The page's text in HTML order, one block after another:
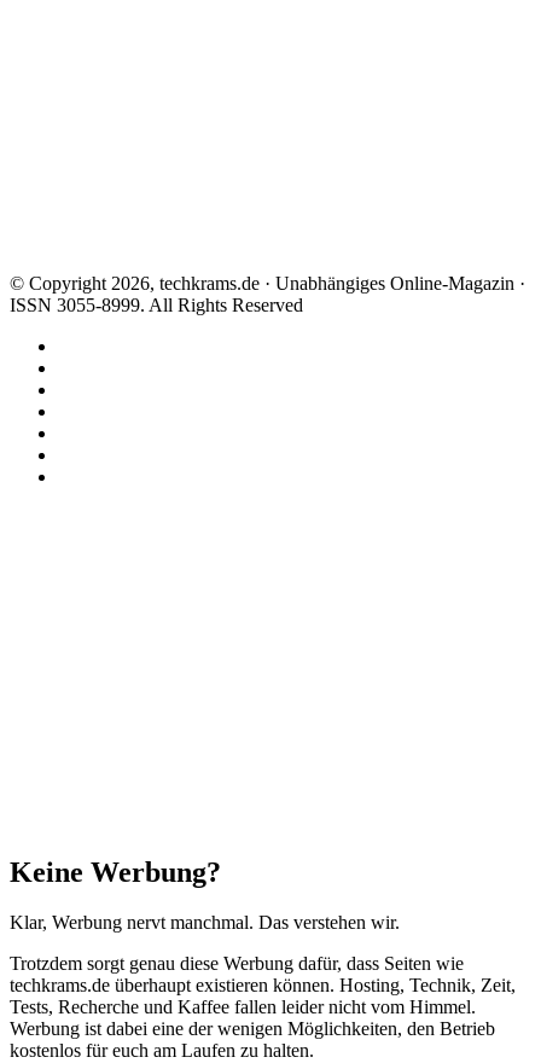
© Copyright 2026, techkrams.de · Unabhängiges Online-Magazin ·
ISSN 3055-8999. All Rights Reserved
Schließen
Keine Werbung?
Klar, Werbung nervt manchmal. Das verstehen wir.
Trotzdem sorgt genau diese Werbung dafür, dass Seiten wie
techkrams.de überhaupt existieren können. Hosting, Technik, Zeit,
Tests, Recherche und Kaffee fallen leider nicht vom Himmel.
Werbung ist dabei eine der wenigen Möglichkeiten, den Betrieb
kostenlos für euch am Laufen zu halten.